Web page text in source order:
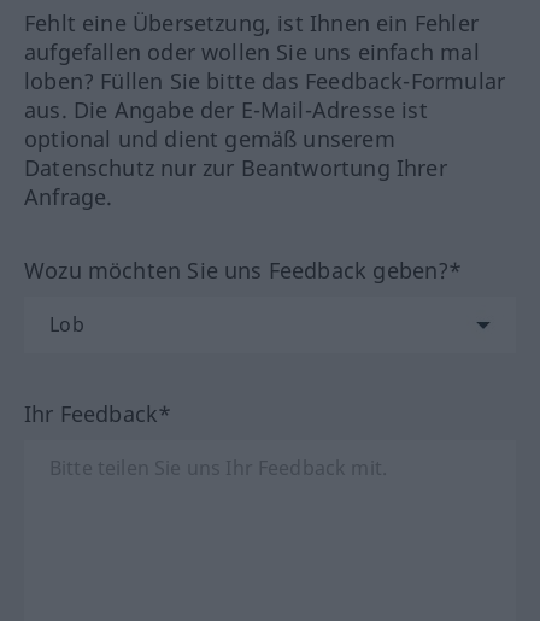
Fehlt eine Übersetzung, ist Ihnen ein Fehler
aufgefallen oder wollen Sie uns einfach mal
loben? Füllen Sie bitte das Feedback-Formular
aus. Die Angabe der E-Mail-Adresse ist
optional und dient gemäß unserem
Datenschutz nur zur Beantwortung Ihrer
Anfrage.
Wozu möchten Sie uns Feedback geben?*
Ihr Feedback*